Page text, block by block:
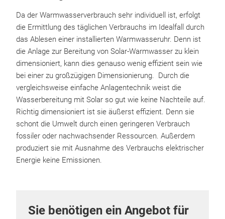
Da der Warmwasserverbrauch sehr individuell ist, erfolgt
die Ermittlung des täglichen Verbrauchs im Idealfall durch
das Ablesen einer installierten Warmwasseruhr. Denn ist
die Anlage zur Bereitung von Solar-Warmwasser zu klein
dimensioniert, kann dies genauso wenig effizient sein wie
bei einer zu großzügigen Dimensionierung. Durch die
vergleichsweise einfache Anlagentechnik weist die
Wasserbereitung mit Solar so gut wie keine Nachteile auf.
Richtig dimensioniert ist sie äußerst effizient. Denn sie
schont die Umwelt durch einen geringeren Verbrauch
fossiler oder nachwachsender Ressourcen. Außerdem
produziert sie mit Ausnahme des Verbrauchs elektrischer
Energie keine Emissionen.
Sie benötigen ein Angebot für